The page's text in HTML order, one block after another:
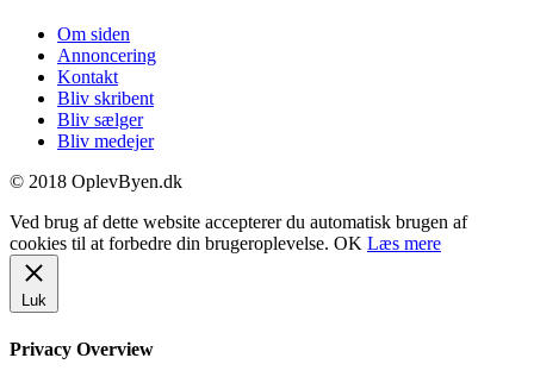
Om siden
Annoncering
Kontakt
Bliv skribent
Bliv sælger
Bliv medejer
© 2018 OplevByen.dk
Ved brug af dette website accepterer du automatisk brugen af
cookies til at forbedre din brugeroplevelse. OK Læs mere
Luk
Privacy Overview